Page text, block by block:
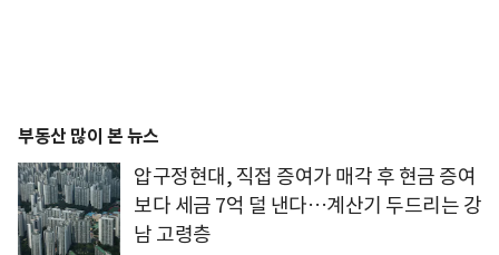
부동산 많이 본 뉴스
압구정현대, 직접 증여가 매각 후 현금 증여
보다 세금 7억 덜 낸다…계산기 두드리는 강
남 고령층